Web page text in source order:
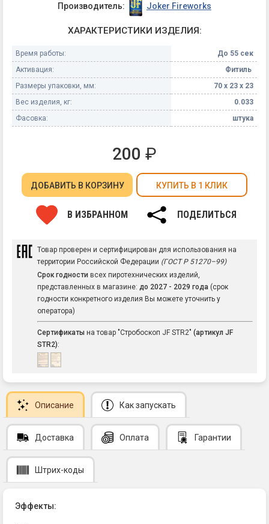
Производитель: Joker Fireworks
ХАРАКТЕРИСТИКИ ИЗДЕЛИЯ:
Время работы:
До 55 сек
Активация:
Фитиль
Размеры упаковки, мм:
70 х 23 х 23
Вес изделия, кг:
0.033
Фасовка:
штука
200 ₽
ДОБАВИТЬ В КОРЗИНУ КУПИТЬ В 1 КЛИК
В ИЗБРАННОМ ПОДЕЛИТЬСЯ
Товар проверен и сертифицирован для использования на
территории Российской Федерации (ГОСТ Р 51270–99)
Срок годности всех пиротехнических изделий,
представленных в магазине: до 2027 - 2029 года (срок
годности конкретного изделия Вы можете уточнить у
оператора)
Сертификаты на товар "Стробоскоп JF STR2" (артикул JF
STR2):
Описание Как запускать
Доставка Оплата Гарантии
Штрих-коды
Эффекты: